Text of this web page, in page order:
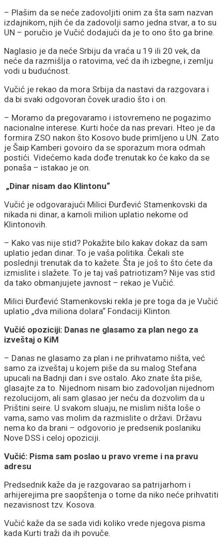
– Plašim da se neće zadovoljiti onim za šta sam nazvan
izdajnikom, njih će da zadovolji samo jedna stvar, a to su
UN – poručio je Vučić dodajući da je to ono što ga brine.
Naglasio je da neće Srbiju da vraća u 19 ili 20 vek, da
neće da razmišlja o ratovima, već da ih izbegne, i zemlju
vodi u budućnost.
Vučić je rekao da mora Srbija da nastavi da razgovara i
da bi svaki odgovoran čovek uradio što i on.
– Moramo da pregovaramo i istovremeno ne pogazimo
nacionalne interese. Kurti hoće da nas prevari. Hteo je da
formira ZSO nakon što Kosovo bude primljeno u UN. Zato
je Šaip Kamberi govoiro da se sporazum mora odmah
postići. Videćemo kada dođe trenutak ko će kako da se
ponaša – istakao je on.
„Dinar nisam dao Klintonu“
Vučić je odgovarajući Milici Đurđević Stamenkovski da
nikada ni dinar, a kamoli milion uplatio nekome od
Klintonovih.
– Kako vas nije stid? Pokažite bilo kakav dokaz da sam
uplatio jedan dinar. To je vaša politika. Čekali ste
poslednji trenutak da to kažete. Šta je još to što ćete da
izmislite i slažete. To je taj vaš patriotizam? Nije vas stid
da tako obmanjujete javnost – rekao je Vučić.
Milici Đurđević Stamenkovski rekla je pre toga da je Vučić
uplatio „dva miliona dolara“ Fondaciji Klinton.
Vučić opoziciji: Danas ne glasamo za plan nego za
izveštaj o KiM
– Danas ne glasamo za plan i ne prihvatamo ništa, već
samo za izveštaj u kojem piše da su malog Stefana
upucali na Badnji dan i sve ostalo. Ako znate šta piše,
glasajte za to. Nijednom nisam bio zadovoljan nijednom
rezolucijom, ali sam glasao jer neću da dozvolim da u
Prištini seire. U svakom sluaju, ne mislim ništa loše o
vama, samo vas molim da razmislite o državi. Državu
nema ko da brani – odgovorio je predsenik poslaniku
Nove DSS i celoj opoziciji.
Vučić: Pisma sam poslao u pravo vreme i na pravu
adresu
Predsednik kaže da je razgovarao sa patrijarhom i
arhijerejima pre saopštenja o tome da niko neće prihvatiti
nezavisnost tzv. Kosova.
Vučić kaže da se sada vidi koliko vrede njegova pisma
kada Kurti traži da ih povuče.